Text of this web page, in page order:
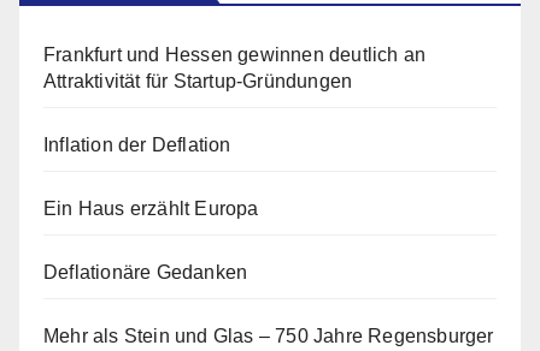
Frankfurt und Hessen gewinnen deutlich an
Attraktivität für Startup-Gründungen
Inflation der Deflation
Ein Haus erzählt Europa
Deflationäre Gedanken
Mehr als Stein und Glas – 750 Jahre Regensburger